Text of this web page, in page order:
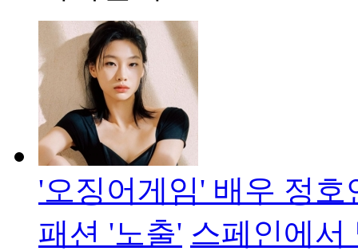
'오징어게임' 배우 정
패션 '노출' 스페인에서